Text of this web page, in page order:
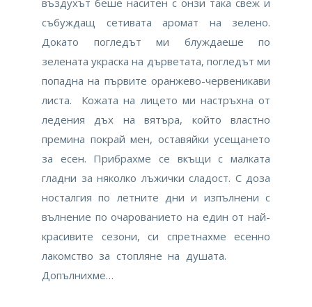
въздухът беше наситен с онзи така свеж и
събуждащ сетивата аромат на зелено.
Докато погледът ми блуждаеше по
зелената украска на дърветата, погледът ми
попадна на първите оранжево-червеникави
листа. Кожата на лицето ми настръхна от
ледения дъх на вятъра, който властно
премина покрай мен, оставяйки усещането
за есен. Прибрахме се вкъщи с малката
гладни за няколко лъжички сладост. С доза
носталгия по летните дни и изпълнени с
вълнение по очарованието на един от най-
красивите сезони, си спретнахме есенно
лакомство за стопляне на душата.
Допълнихме…